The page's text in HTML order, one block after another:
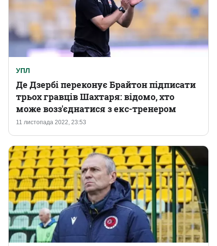
УПЛ
11 листопада 2022, 23:53
Де Дзербі переконує Брайтон підписати
трьох гравців Шахтаря: відомо, хто
може возз'єднатися з екс-тренером